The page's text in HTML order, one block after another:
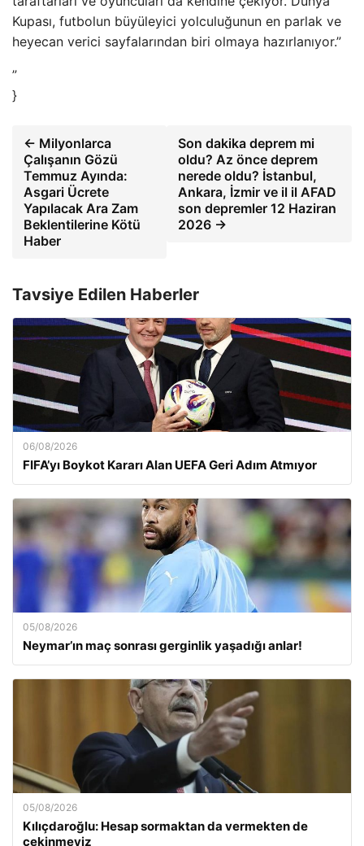
Kupası, futbolun büyüleyici yolculuğunun en parlak ve
heyecan verici sayfalarından biri olmaya hazırlanıyor.”
”
}
← Milyonlarca
Çalışanın Gözü
Temmuz Ayında:
Asgari Ücrete
Yapılacak Ara Zam
Beklentilerine Kötü
Haber
Son dakika deprem mi
oldu? Az önce deprem
nerede oldu? İstanbul,
Ankara, İzmir ve il il AFAD
son depremler 12 Haziran
2026 →
Tavsiye Edilen Haberler
06/08/2026
FIFA’yı Boykot Kararı Alan UEFA Geri Adım Atmıyor
05/08/2026
Neymar’ın maç sonrası gerginlik yaşadığı anlar!
05/08/2026
Kılıçdaroğlu: Hesap sormaktan da vermekten de
çekinmeyiz